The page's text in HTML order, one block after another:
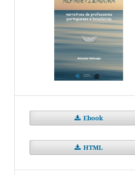
Ebook
HTML